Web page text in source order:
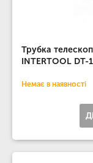
Трубка
INTERTOOL
Немає в наявності